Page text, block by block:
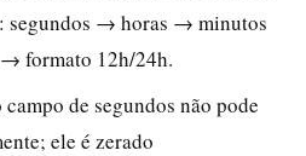
segundos → horas → minutos
formato 12h/24h.
de segundos não pode
ele é zerado